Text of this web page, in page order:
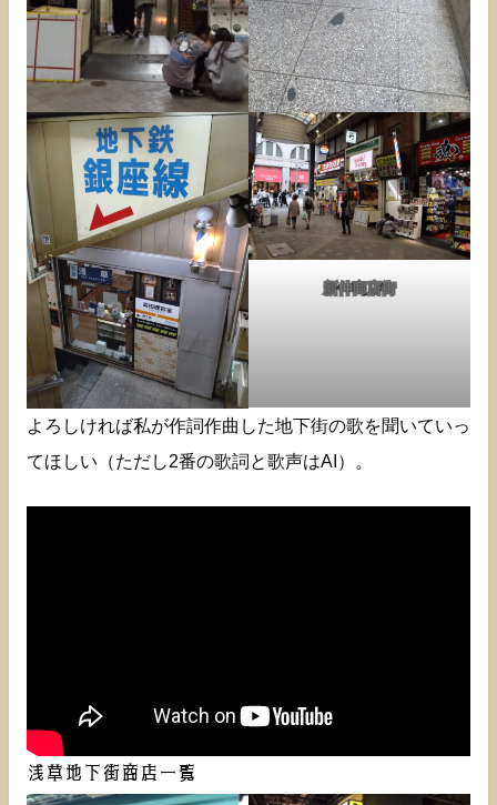
新仲商店街
よろしければ私が作詞作曲した地下街の歌を聞いていっ
てほしい（ただし2番の歌詞と歌声はAI）。
浅草地下街商店一覧